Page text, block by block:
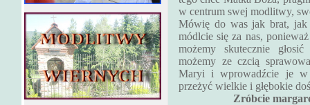
w centrum swej modlitwy,
Mówię do was jak brat, jak
módlcie się za nas,
możemy skutecznie
możemy ze czcią
Maryi i wprowadźcie je
przeżyć wielkie i głębokie
Zróbcie